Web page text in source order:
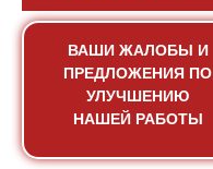
ВАШИ ЖАЛОБЫ И
ПРЕДЛОЖЕНИЯ ПО
УЛУЧШЕНИЮ
НАШЕЙ РАБОТЫ